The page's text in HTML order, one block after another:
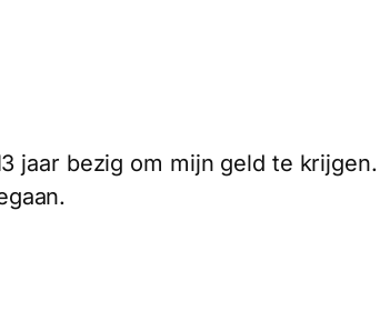
jaar bezig om mijn geld te krijgen.